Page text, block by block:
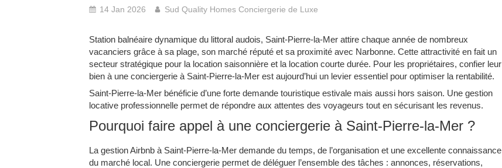
14 Jan 2026 Sud Quality Homes Conciergerie de Luxe
Station balnéaire dynamique du littoral audois, Saint-Pierre-la-Mer attire chaque année de nombreux
vacanciers grâce à sa plage, son marché réputé et sa proximité avec Narbonne. Cette attractivité en fait un
secteur stratégique pour la location saisonnière et la location courte durée. Pour les propriétaires, confier leur
bien à une conciergerie à Saint-Pierre-la-Mer est aujourd’hui un levier essentiel pour optimiser la rentabilité.
Saint-Pierre-la-Mer bénéficie d’une forte demande touristique estivale mais aussi hors saison. Une gestion
locative professionnelle permet de répondre aux attentes des voyageurs tout en sécurisant les revenus.
Pourquoi faire appel à une conciergerie à Saint-Pierre-la-Mer ?
La gestion Airbnb à Saint-Pierre-la-Mer demande du temps, de l’organisation et une excellente connaissance
du marché local. Une conciergerie permet de déléguer l’ensemble des tâches : annonces, réservations,